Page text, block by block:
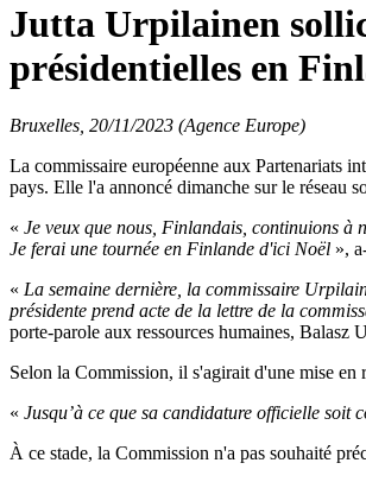
Jutta Urpilainen
présidentielles en
Bruxelles, 20/11/2023 (Agence Europe)
La commissaire européenne aux Partenariats
pays. Elle l'a annoncé dimanche sur le réseau
« Je veux que nous, Finlandais, continuions à
Je ferai une tournée en Finlande d'ici Noël »,
« La semaine dernière, la commissaire
présidente prend acte de la lettre de la
porte-parole aux ressources humaines, Balasz
Selon la Commission, il s'agirait d'une mise en
« Jusqu’à ce que sa candidature officielle soit
À ce stade, la Commission n'a pas souhaité